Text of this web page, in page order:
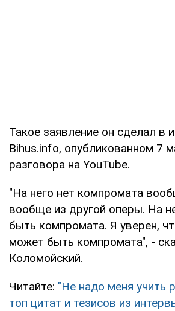
Такое заявление он сделал в
Bihus.info, опубликованном 7
разговора на YouTube.
"На него нет компромата
вообще из другой оперы. На
быть компромата. Я уверен,
может быть компромата", -
Коломойский.
Читайте: "Не надо меня учить
топ цитат и тезисов из